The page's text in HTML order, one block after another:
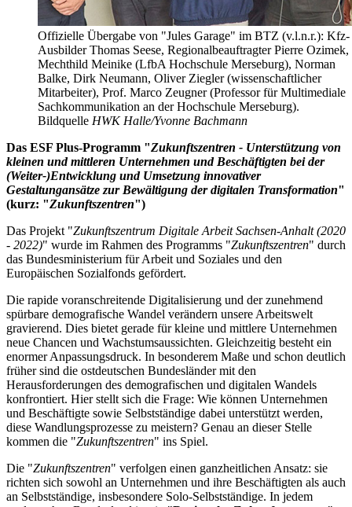
Offizielle Übergabe von "Jules Garage" im BTZ (v.l.n.r.): Kfz-
Ausbilder Thomas Seese, Regionalbeauftragter Pierre Ozimek,
Mechthild Meinike (LfbA Hochschule Merseburg), Norman
Balke, Dirk Neumann, Oliver Ziegler (wissenschaftlicher
Mitarbeiter), Prof. Marco Zeugner (Professor für Multimediale
Sachkommunikation an der Hochschule Merseburg).
Bildquelle HWK Halle/Yvonne Bachmann
Das ESF Plus-Programm "Zukunftszentren - Unterstützung von
kleinen und mittleren Unternehmen und Beschäftigten bei der
(Weiter-)Entwicklung und Umsetzung innovativer
Gestaltungansätze zur Bewältigung der digitalen Transformation"
(kurz: "Zukunftszentren")
Das Projekt "Zukunftszentrum Digitale Arbeit Sachsen-Anhalt (2020
- 2022)" wurde im Rahmen des Programms "Zukunftszentren" durch
das Bundesministerium für Arbeit und Soziales und den
Europäischen Sozialfonds gefördert.
Die rapide voranschreitende Digitalisierung und der zunehmend
spürbare demografische Wandel verändern unsere Arbeitswelt
gravierend. Dies bietet gerade für kleine und mittlere Unternehmen
neue Chancen und Wachstumsaussichten. Gleichzeitig besteht ein
enormer Anpassungsdruck. In besonderem Maße und schon deutlich
früher sind die ostdeutschen Bundesländer mit den
Herausforderungen des demografischen und digitalen Wandels
konfrontiert. Hier stellt sich die Frage: Wie können Unternehmen
und Beschäftigte sowie Selbstständige dabei unterstützt werden,
diese Wandlungsprozesse zu meistern? Genau an dieser Stelle
kommen die "Zukunftszentren" ins Spiel.
Die "Zukunftszentren" verfolgen einen ganzheitlichen Ansatz: sie
richten sich sowohl an Unternehmen und ihre Beschäftigten als auch
an Selbstständige, insbesondere Solo-Selbstständige. In jedem